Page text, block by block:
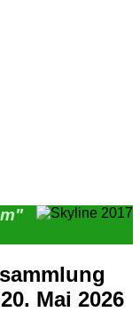
Mai 2026